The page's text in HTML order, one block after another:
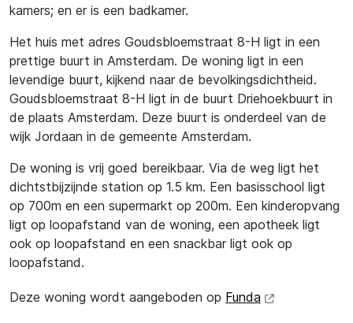
kamers; en er is een badkamer.
Het huis met adres Goudsbloemstraat 8-H ligt in een
prettige buurt in Amsterdam. De woning ligt in een
levendige buurt, kijkend naar de bevolkingsdichtheid.
Goudsbloemstraat 8-H ligt in de buurt Driehoekbuurt in
de plaats Amsterdam. Deze buurt is onderdeel van de
wijk Jordaan in de gemeente Amsterdam.
De woning is vrij goed bereikbaar. Via de weg ligt het
dichtstbijzijnde station op 1.5 km. Een basisschool ligt
op 700m en een supermarkt op 200m. Een kinderopvang
ligt op loopafstand van de woning, een apotheek ligt
ook op loopafstand en een snackbar ligt ook op
loopafstand.
Deze woning wordt aangeboden op Funda